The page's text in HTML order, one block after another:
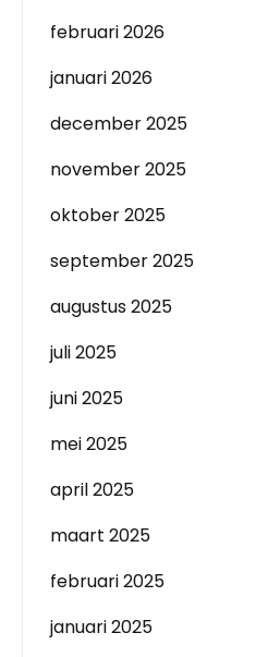
februari 2026
januari 2026
december 2025
november 2025
oktober 2025
september 2025
augustus 2025
juli 2025
juni 2025
mei 2025
april 2025
maart 2025
februari 2025
januari 2025